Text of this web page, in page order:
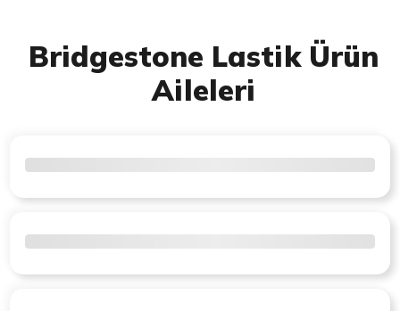
Bridgestone Lastik Ürün
Aileleri